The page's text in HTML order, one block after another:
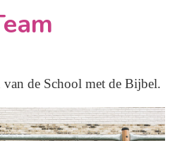
van de School met de Bijbel.